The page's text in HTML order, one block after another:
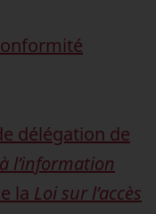
délégation de
l’information
la Loi sur l’accès